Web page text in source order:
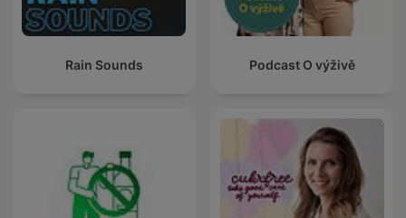
Rain Sounds Podcast O výživě